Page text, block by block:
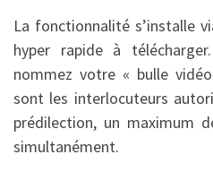
La fonctionnalité s’installe
hyper rapide à
nommez votre « bulle
sont les interlocuteurs
prédilection, un maximum
simultanément.